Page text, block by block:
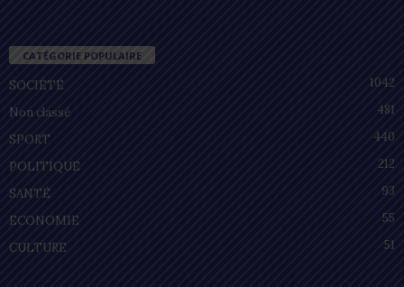
CATÉGORIE POPULAIRE
SOCIÉTÉ
1042
Non classé
481
SPORT
440
POLITIQUE
212
SANTÉ
93
ECONOMIE
55
CULTURE
51